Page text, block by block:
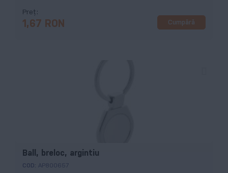
Preț
1,67 RON Cumpără
Ball, breloc, argintiu
COD: AP800657